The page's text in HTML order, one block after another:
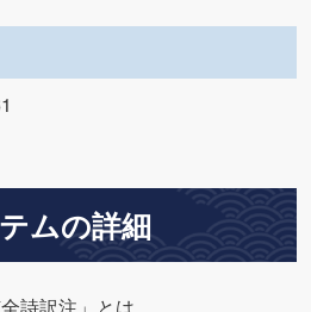
ムの詳細